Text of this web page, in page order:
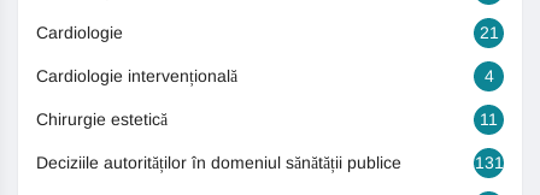
Cardiologie 21
Cardiologie intervențională 4
Chirurgie estetică 11
Deciziile autorităților în domeniul sănătății publice 131